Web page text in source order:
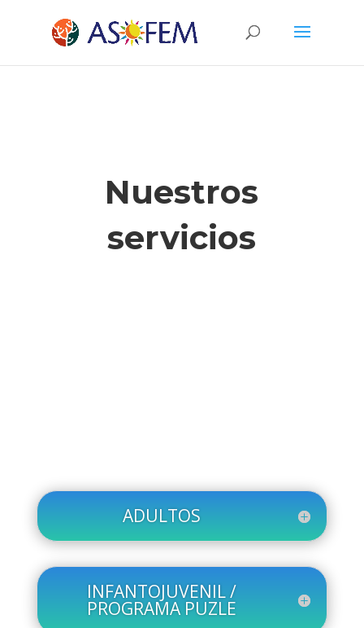
Nuestros
servicios
ADULTOS
INFANTOJUVENIL /
PROGRAMA PUZLE